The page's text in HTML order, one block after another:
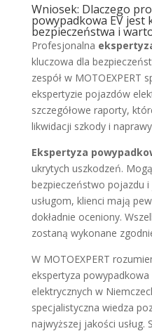
Wniosek: Dlaczego
powypadkowa EV jest
bezpieczeństwa i
Profesjonalna
kluczowa dla
zespół w MOTOEXPERT
ekspertyzie pojazdów
szczegółowe raporty,
likwidacji szkody i
Ekspertyza
ukrytych uszkodzeń.
bezpieczeństwo pojazdu i
usługom, klienci mają
dokładnie oceniony.
zostaną wykonane
W MOTOEXPERT
ekspertyza powypadkowa
elektrycznych w
specjalistyczna wiedza
najwyższej jakości usług.